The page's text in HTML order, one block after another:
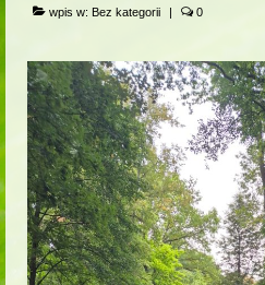
wpis w: Bez kategorii | 0